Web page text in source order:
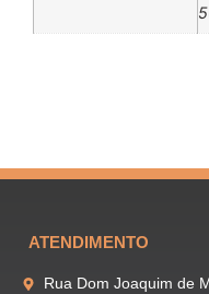
ATENDIMENTO
Rua Dom Joaquim de